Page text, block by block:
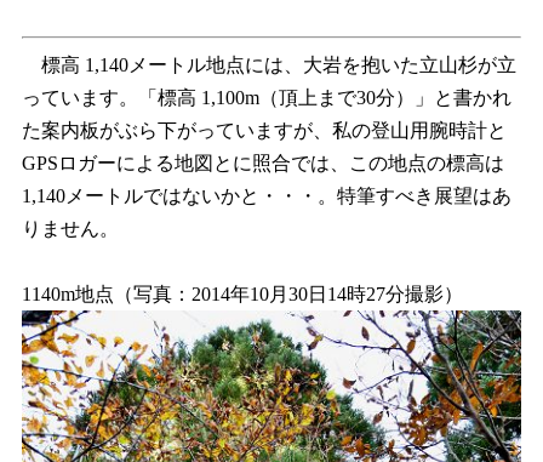
標高 1,140メートル地点には、大岩を抱いた立山杉が立
っています。「標高 1,100m（頂上まで30分）」と書かれ
た案内板がぶら下がっていますが、私の登山用腕時計と
GPSロガーによる地図とに照合では、この地点の標高は
1,140メートルではないかと・・・。特筆すべき展望はあ
りません。
1140m地点（写真：2014年10月30日14時27分撮影）